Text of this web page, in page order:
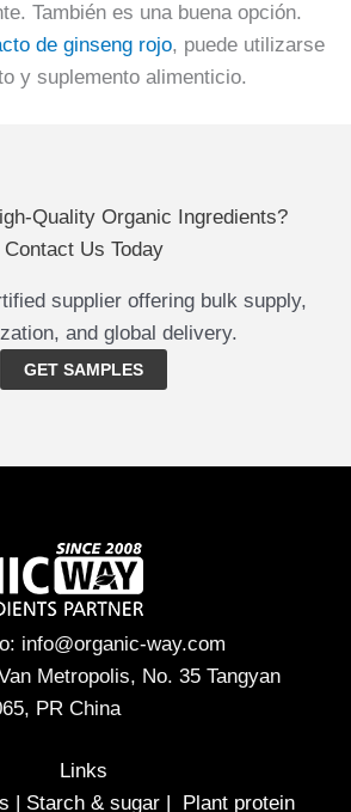
También es una buena opción.
de ginseng rojo, puede utilizarse
y suplemento alimenticio.
Quality Organic Ingredients?
Contact Us Today
supplier offering bulk supply,
and global delivery.
GET SAMPLES
info@organic-way.com
Metropolis, No. 35 Tangyan
PR China
Links
| Starch & sugar| Plant protein